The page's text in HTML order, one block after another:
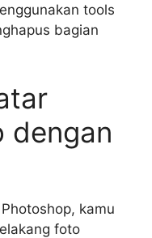
tools
bagian
dengan
kamu
foto